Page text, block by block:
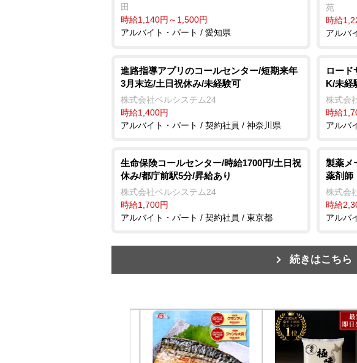
田
時給1,140円～1,500円
アルバイト・パート / 愛知県
苑
時給
アルバ
進路指導アプリのコールセンター/短期来年
3月末迄/土日祝休み/未経験可
株式会社ベルシステム24
時給1,400円
アルバイト・パート / 契約社員 / 神奈川県
ロード
K/未経
株式会
時給
アルバ
生命保険コールセンター/時給1700円/土日祝
休み/都庁前駅5分/昇給あり
株式会社ベルシステム24
時給1,700円
アルバイト・パート / 契約社員 / 東京都
製薬メ
薬剤師
株式会
時給
アルバ
続きはこちら